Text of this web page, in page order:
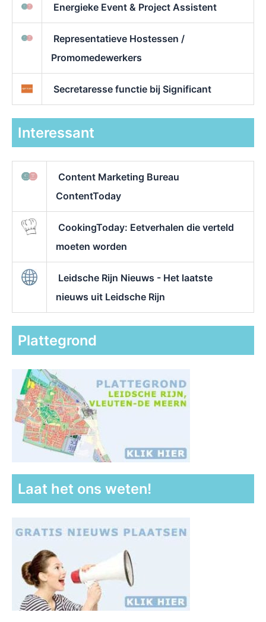
Energieke Event & Project Assistent
Representatieve Hostessen /
Promomedewerkers
Secretaresse functie bij Significant
Interessant
Content Marketing Bureau
ContentToday
CookingToday: Eetverhalen die verteld
moeten worden
Leidsche Rijn Nieuws - Het laatste
nieuws uit Leidsche Rijn
Plattegrond
Laat het ons weten!